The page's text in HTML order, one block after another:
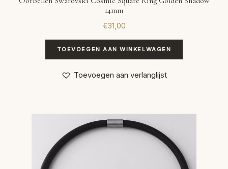
14mm
€31,00
TOEVOEGEN AAN WINKELWAGEN
Toevoegen aan verlanglijst